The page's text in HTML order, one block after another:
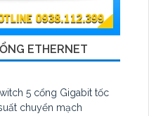
ETHERNET
5 cổng Gigabit tốc
chuyển mạch